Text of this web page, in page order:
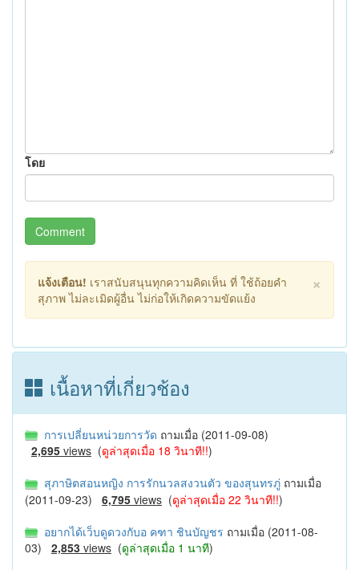
โดย
Comment
×
แจ้งเตือน! เราสนับสนุนทุกความคิดเห็น ที่ ใช้ถ้อยคำ
สุภาพ ไม่ละเมิดผู้อื่น ไม่ก่อให้เกิดความขัดแย้ง
เนื้อหาที่เกี่ยวช้อง
การเปลี่ยนหน่วยการวัด ถามเมื่อ (2011-09-08)
2,695 views (ดูล่าสุดเมื่อ 18 วินาที!!)
สุภาษิตสอนหญิง การรักนวลสงวนตัว ของสุนทรภู่ ถามเมื่อ
(2011-09-23) 6,795 views (ดูล่าสุดเมื่อ 22 วินาที!!)
อยากได้เว็บดูดวงกับอ คฑา ชินบัญชร ถามเมื่อ (2011-08-
03) 2,853 views (ดูล่าสุดเมื่อ 1 นาที)